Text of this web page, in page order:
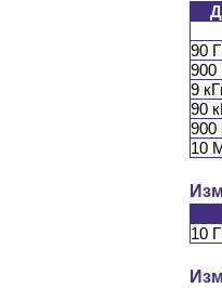
90
900
9
90
900
10
10